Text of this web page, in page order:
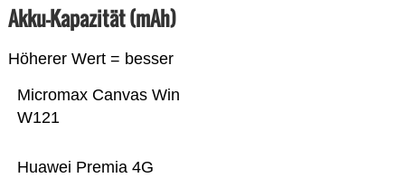
Akku-Kapazität (mAh)
Höherer Wert = besser
Huawei Premia 4G
Micromax Canvas Win
W121